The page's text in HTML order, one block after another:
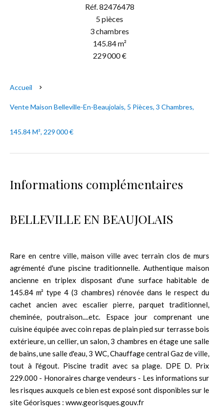
Réf. 82476478
5 pièces
3 chambres
145.84 m²
229 000 €
Accueil
Vente Maison Belleville-En-Beaujolais, 5 Pièces, 3 Chambres,
145.84 M², 229 000 €
Informations complémentaires
BELLEVILLE EN BEAUJOLAIS
Rare en centre ville, maison ville avec terrain clos de murs
agrémenté d'une piscine traditionnelle. Authentique maison
ancienne en triplex disposant d'une surface habitable de
145.84 m² type 4 (3 chambres) rénovée dans le respect du
cachet ancien avec escalier pierre, parquet traditionnel,
cheminée, poutraison....etc. Espace jour comprenant une
cuisine équipée avec coin repas de plain pied sur terrasse bois
extérieure, un cellier, un salon, 3 chambres en étage une salle
de bains, une salle d'eau, 3 WC, Chauffage central Gaz de ville,
tout à l'égout. Piscine tradit avec sa plage. DPE D. Prix
229.000 - Honoraires charge vendeurs - Les informations sur
les risques auxquels ce bien est exposé sont disponibles sur le
site Géorisques : www.georisques.gouv.fr